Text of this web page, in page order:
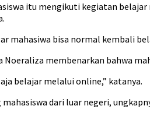
itu mengikuti kegiatan
mahasiwa bisa normal kembali
membenarkan bahwa
belajar melalui online,” katanya.
dari luar negeri,